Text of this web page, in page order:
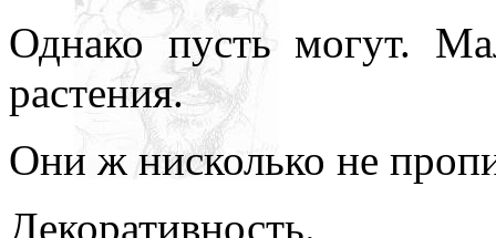
Однако пусть могут.
растения.
Они ж нисколько не
Декоративность.